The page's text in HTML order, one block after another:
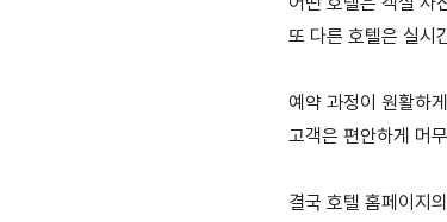
또 다른 호텔은 실시
예약 과정이 원활하
고객은 편안하게 머
결국 호텔 홈페이지